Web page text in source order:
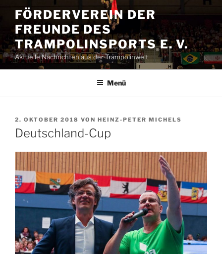
Inhalt
springen
FÖRDERVEREIN DER
FREUNDE DES
TRAMPOLINSPORTS E. V.
Aktuelle Nachrichten aus der Trampolinwelt
Menü
VERÖFFENTLICHT
AM
2. OKTOBER 2018 VON HEINZ-PETER MICHELS
Deutschland-Cup